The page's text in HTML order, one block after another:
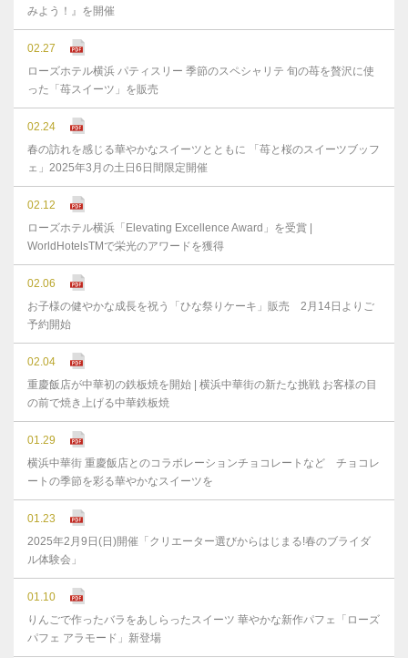
みよう！』を開催
02.27
ローズホテル横浜 パティスリー 季節のスペシャリテ 旬の苺を贅沢に使
った「苺スイーツ」を販売
02.24
春の訪れを感じる華やかなスイーツとともに 「苺と桜のスイーツブッフ
ェ」2025年3月の土日6日間限定開催
02.12
ローズホテル横浜「Elevating Excellence Award」を受賞 |
WorldHotelsTMで栄光のアワードを獲得
02.06
お子様の健やかな成⻑を祝う「ひな祭りケーキ」販売 2月14日よりご
予約開始
02.04
重慶飯店が中華初の鉄板焼を開始 | 横浜中華街の新たな挑戦 お客様の目
の前で焼き上げる中華鉄板焼
01.29
横浜中華街 重慶飯店とのコラボレーションチョコレートなど チョコレ
ートの季節を彩る華やかなスイーツを
01.23
2025年2月9日(日)開催「クリエーター選びからはじまる!春のブライダ
ル体験会」
01.10
りんごで作ったバラをあしらったスイーツ 華やかな新作パフェ「ローズ
パフェ アラモード」新登場